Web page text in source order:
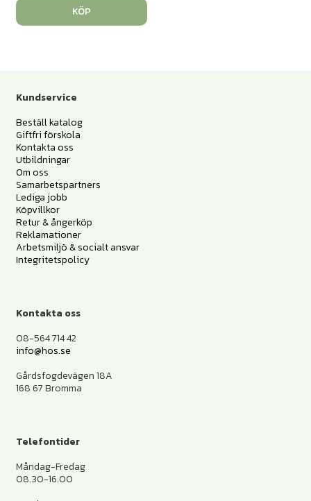
KÖP
Kundservice
Beställ katalog
Giftfri förskola
Kontakta oss
Utbildningar
Om oss
Samarbetspartners
Lediga jobb
Köpvillkor
Retur & ångerköp
Reklamationer
Arbetsmiljö & socialt ansvar
Integritetspolicy
Kontakta oss
08-564 714 42
info@hos.se
Gårdsfogdevägen 18A
168 67 Bromma
Telefontider
Måndag-Fredag
08.30-16.00